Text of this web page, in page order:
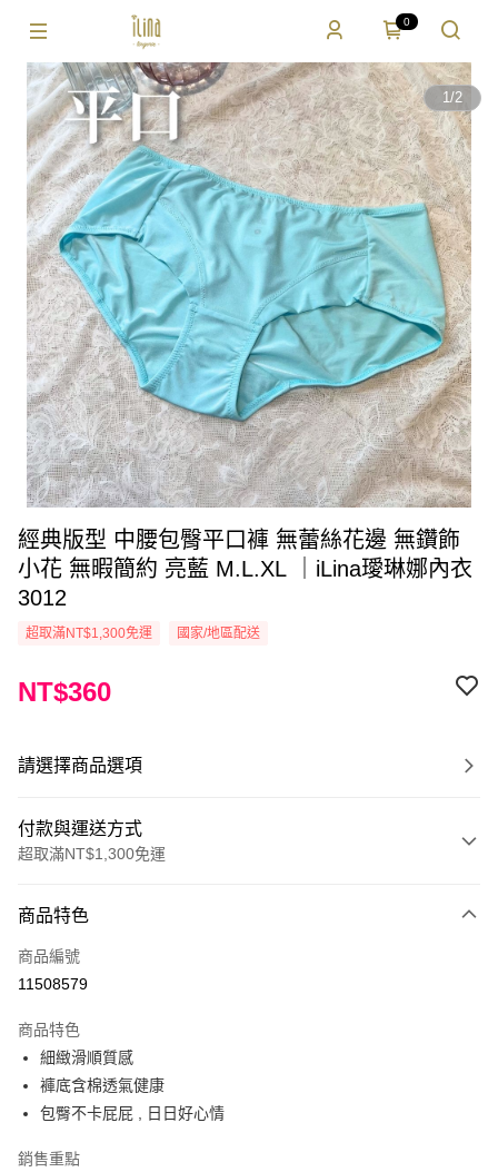
0
1/2
經典版型 中腰包臀平口褲 無蕾絲花邊 無鑽飾
小花 無暇簡約 亮藍 M.L.XL ｜iLina璦琳娜內衣
3012
超取滿NT$1,300免運 國家/地區配送
NT$360
請選擇商品選項
付款與運送方式
超取滿NT$1,300免運
信用卡一次付款
超商取貨付款
運送方式
全家取貨付款
每筆NT$90，滿NT$1,300(含以上)免運費
每筆NT$90，滿NT$1,300(含以上)免運費
商品特色
商品編號
11508579
商品特色
細緻滑順質感
褲底含棉透氣健康
包臀不卡屁屁 , 日日好心情
銷售重點